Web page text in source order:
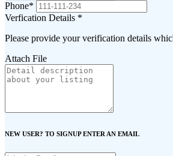
Phone*
Verfication Details *
Please provide your verification details
Attach File
NEW USER? TO SIGNUP ENTER AN EMAIL